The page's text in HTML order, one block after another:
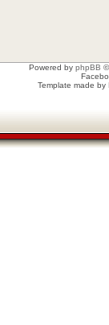
Powered by phpBB
Template made by